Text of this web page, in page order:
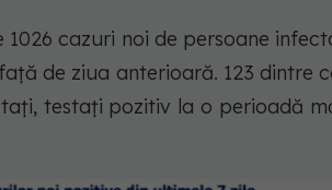
cazuri noi de persoane
de ziua anterioară. 123 dintre
testați pozitiv la o perioadă